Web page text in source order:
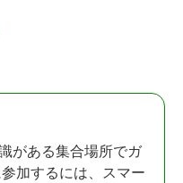
がある集合場所でガ
加するには、スマー